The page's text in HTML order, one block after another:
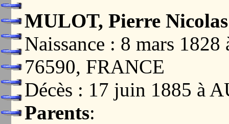
MULOT, Pierre Nicolas
Naissance : 8 mars
76590, FRANCE
Décès : 17 juin 1885 à
Parents: